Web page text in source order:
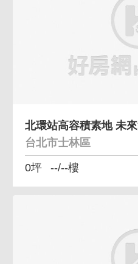
台北市士林區
0坪 --/--樓